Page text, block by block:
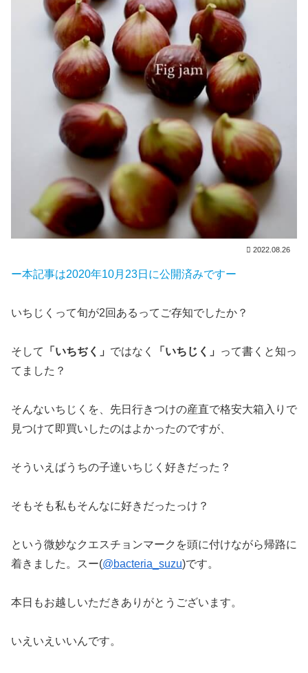
2022.08.26
ー本記事は2020年10月23日に公開済みですー
いちじくって旬が2回あるってご存知でしたか？
そして 「いちぢく」 ではなく 「いちじく」
って書くと知っ
てました？
そんないちじくを、先日行きつけの産直で格安大箱入りで
見つけて即買いしたのはよかったのですが、
そういえばうちの子達いちじく好きだった？
そもそも私もそんなに好きだったっけ？
という微妙なクエスチョンマークを頭に付けながら帰路に
着きました。スー(@bacteria_suzu)です。
本日もお越しいただきありがとうございます。
いえいえいいんです。